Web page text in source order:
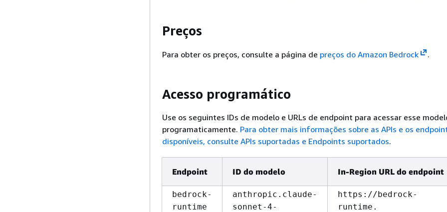
Preços
Para obter os preços, consulte a página de preços do Amazon Bedrock .
Acesso programático
Use os seguintes IDs de modelo e URLs de endpoint para acessar esse
programaticamente. Para obter mais informações sobre as APIs e os
disponíveis, consulte APIs suportadas e Endpoints suportados.
Endpoint ID do modelo In-Region URL do endpoint
bedrock-
runtime
anthropic.claude-
sonnet-4-
https://bedrock-
runtime.